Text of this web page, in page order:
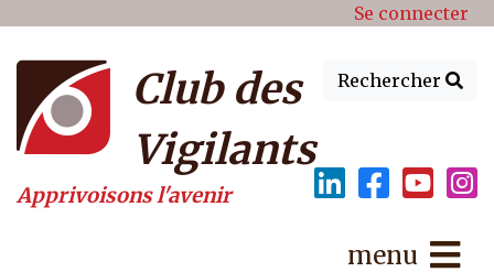
Menu du compte de Se connecter
Rechercher
Club des
Vigilants
Apprivoisons l'avenir
menu